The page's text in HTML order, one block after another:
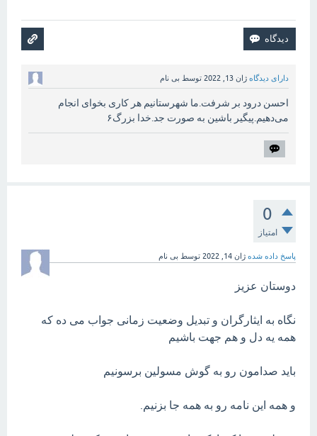
دارای دیدگاه ژان 13, 2022 توسط بی نام
احسن درود بر شرفت.ما شهرستانیم هر کاری بخوای انجام
می‌دهیم.پیگیر باشین به صورت جد.خدا بزرگ۶
0
امتیاز
پاسخ داده شده ژان 14, 2022 توسط بی نام
دوستان عزیز
نگاه به ایثارگران و تبدیل وضعیت زمانی جواب می ده که
همه یه دل و هم جهت باشیم
باید صدامون رو به گوش مسولین برسونیم
و همه این نامه رو به همه جا بزنیم.